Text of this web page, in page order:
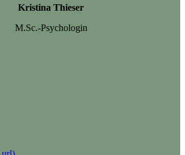
Kristina Thieser
M.Sc.-Psychologin